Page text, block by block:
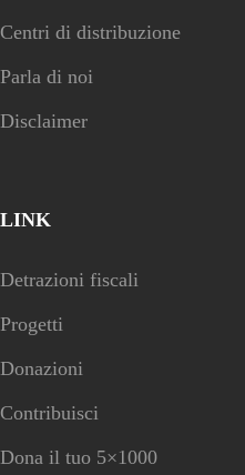
Centri di distribuzione
Parla di noi
Disclaimer
LINK
Detrazioni fiscali
Progetti
Donazioni
Contribuisci
Dona il tuo 5×1000